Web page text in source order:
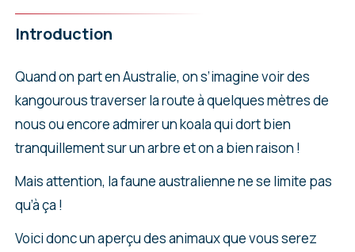
Introduction
Quand on part en Australie, on s’imagine voir des
kangourous traverser la route à quelques mètres de
nous ou encore admirer un koala qui dort bien
tranquillement sur un arbre et on a bien raison !
Mais attention, la faune australienne ne se limite pas
qu’à ça !
Voici donc un aperçu des animaux que vous serez